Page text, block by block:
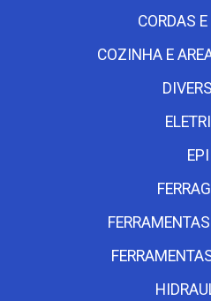
CORDAS
COZINHA E
EPI